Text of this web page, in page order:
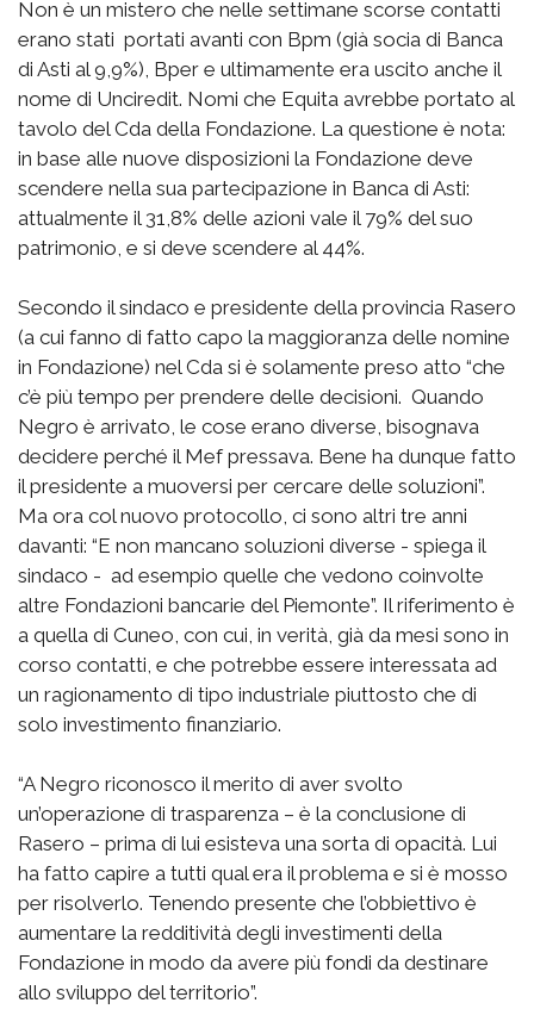
Non è un mistero che nelle settimane scorse contatti
erano stati portati avanti con Bpm (già socia di Banca
di Asti al 9,9%), Bper e ultimamente era uscito anche il
nome di Unciredit. Nomi che Equita avrebbe portato al
tavolo del Cda della Fondazione. La questione è nota:
in base alle nuove disposizioni la Fondazione deve
scendere nella sua partecipazione in Banca di Asti:
attualmente il 31,8% delle azioni vale il 79% del suo
patrimonio, e si deve scendere al 44%.
Secondo il sindaco e presidente della provincia Rasero
(a cui fanno di fatto capo la maggioranza delle nomine
in Fondazione) nel Cda si è solamente preso atto “che
c’è più tempo per prendere delle decisioni. Quando
Negro è arrivato, le cose erano diverse, bisognava
decidere perché il Mef pressava. Bene ha dunque fatto
il presidente a muoversi per cercare delle soluzioni”.
Ma ora col nuovo protocollo, ci sono altri tre anni
davanti: “E non mancano soluzioni diverse - spiega il
sindaco - ad esempio quelle che vedono coinvolte
altre Fondazioni bancarie del Piemonte”. Il riferimento è
a quella di Cuneo, con cui, in verità, già da mesi sono in
corso contatti, e che potrebbe essere interessata ad
un ragionamento di tipo industriale piuttosto che di
solo investimento finanziario.
“A Negro riconosco il merito di aver svolto
un’operazione di trasparenza – è la conclusione di
Rasero – prima di lui esisteva una sorta di opacità. Lui
ha fatto capire a tutti qual era il problema e si è mosso
per risolverlo. Tenendo presente che l’obbiettivo è
aumentare la redditività degli investimenti della
Fondazione in modo da avere più fondi da destinare
allo sviluppo del territorio”.